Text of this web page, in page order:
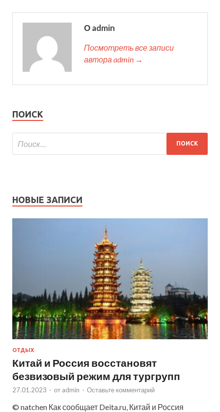
О admin
Посмотреть все записи
автора admin →
ПОИСК
НОВЫЕ ЗАПИСИ
ОТДЫХ
Китай и Россия восстановят
безвизовый режим для тургрупп
27.01.2023 - от admin - Оставьте комментарий
© natchen Как сообщает Deita.ru, Китай и Россия